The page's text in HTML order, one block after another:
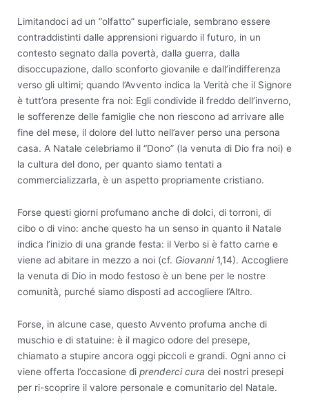
Limitandoci ad un “olfatto” superficiale, sembrano essere
contraddistinti dalle apprensioni riguardo il futuro, in un
contesto segnato dalla povertà, dalla guerra, dalla
disoccupazione, dallo sconforto giovanile e dall’indifferenza
verso gli ultimi; quando l’Avvento indica la Verità che il Signore
è tutt’ora presente fra noi: Egli condivide il freddo dell’inverno,
le sofferenze delle famiglie che non riescono ad arrivare alle
fine del mese, il dolore del lutto nell’aver perso una persona
casa. A Natale celebriamo il “Dono” (la venuta di Dio fra noi) e
la cultura del dono, per quanto siamo tentati a
commercializzarla, è un aspetto propriamente cristiano.
Forse questi giorni profumano anche di dolci, di torroni, di
cibo o di vino: anche questo ha un senso in quanto il Natale
indica l’inizio di una grande festa: il Verbo si è fatto carne e
viene ad abitare in mezzo a noi (cf. Giovanni1,14). Accogliere
la venuta di Dio in modo festoso è un bene per le nostre
comunità, purché siamo disposti ad accogliere l’Altro.
Forse, in alcune case, questo Avvento profuma anche di
muschio e di statuine: è il magico odore del presepe,
chiamato a stupire ancora oggi piccoli e grandi. Ogni anno ci
viene offerta l’occasione di prenderci cura dei nostri presepi
per ri-scoprire il valore personale e comunitario del Natale.